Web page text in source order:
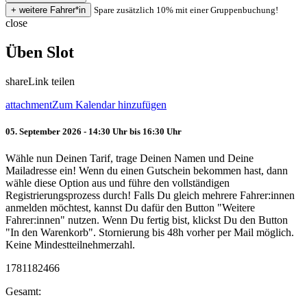
Spare zusätzlich 10% mit einer Gruppenbuchung!
close
Üben Slot
shareLink teilen
attachmentZum Kalendar hinzufügen
05. September 2026 - 14:30 Uhr bis 16:30 Uhr
Wähle nun Deinen Tarif, trage Deinen Namen und Deine
Mailadresse ein! Wenn du einen Gutschein bekommen hast, dann
wähle diese Option aus und führe den vollständigen
Registrierungsprozess durch! Falls Du gleich mehrere Fahrer:innen
anmelden möchtest, kannst Du dafür den Button "Weitere
Fahrer:innen" nutzen. Wenn Du fertig bist, klickst Du den Button
"In den Warenkorb". Stornierung bis 48h vorher per Mail möglich.
Keine Mindestteilnehmerzahl.
1781182466
Gesamt: